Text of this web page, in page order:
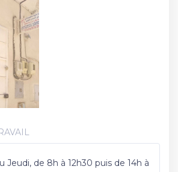
Jeudi, de 8h à 12h30 puis de 14h à